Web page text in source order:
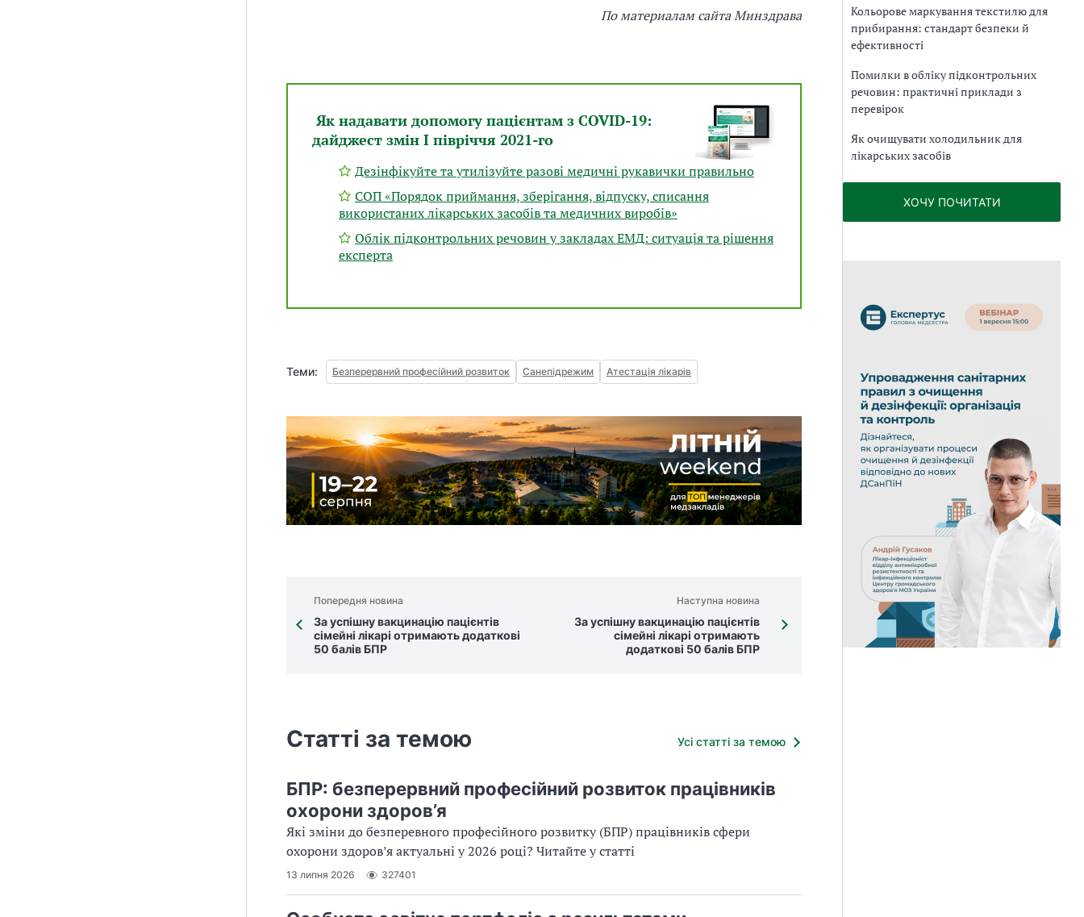
По материалам сайта Минздрава
Як надавати допомогу пацієнтам з COVID-19:
дайджест змін І півріччя 2021-го
Дезінфікуйте та утилізуйте разові медичні рукавички правильно
СОП «Порядок приймання, зберігання, відпуску, списання
використаних лікарських засобів та медичних виробів»
Облік підконтрольних речовин у закладах ЕМД: ситуація та рішення
експерта
Теми: Безперервний професійний розвиток Санепідрежим Атестація лікарів
Попередня новина
За успішну вакцинацію пацієнтів
сімейні лікарі отримають додаткові
50 балів БПР
Наступна новина
За успішну вакцинацію пацієнтів
сімейні лікарі отримають
додаткові 50 балів БПР
Статті за темою Усі статті за темою
БПР: безперервний професійний розвиток працівників
охорони здоров’я
Які зміни до безперевного професійного розвитку (БПР) працівників сфери
охорони здоров’я актуальні у 2026 році? Читайте у статті
13 липня 2026 327401
Кольорове маркування текстилю для
прибирання: стандарт безпеки й
ефективності
Помилки в обліку підконтрольних
речовин: практичні приклади з
перевірок
Як очищувати холодильник для
лікарських засобів
ХОЧУ ПОЧИТАТИ